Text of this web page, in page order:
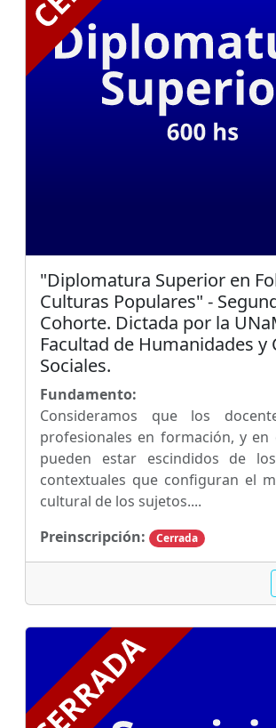
"Diplomatura Superior en
Culturas Populares" -
Cohorte. Dictada por la
Facultad de Humanidades y
Sociales.
Fundamento:
Consideramos que los
profesionales en formación, y en
pueden estar escindidos de
contextuales que configuran el
cultural de los sujetos....
Preinscripción:
Cerrada